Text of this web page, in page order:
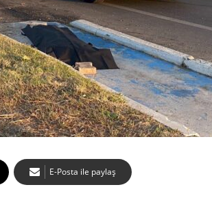
E-Posta ile paylaş